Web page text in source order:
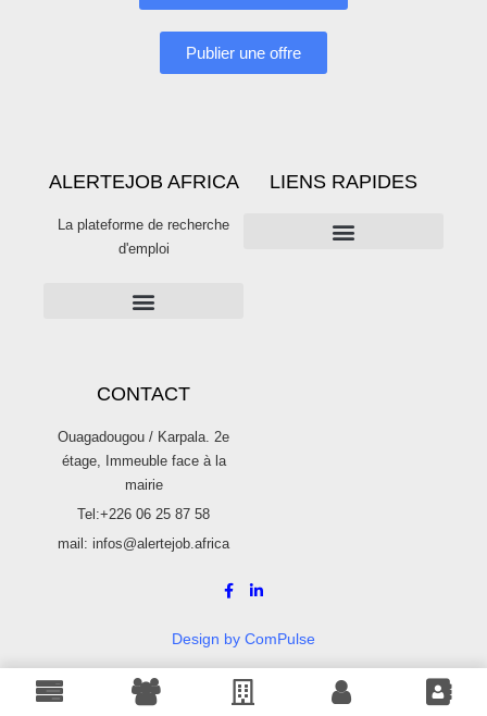
Publier une offre
ALERTEJOB AFRICA
La plateforme de recherche
d'emploi
LIENS RAPIDES
CONTACT
Ouagadougou / Karpala. 2e
étage, Immeuble face à la
mairie
Tel:+226 06 25 87 58
mail: infos@alertejob.africa
Design by ComPulse
© 2022 Alerte Job. Tous droits réservés.